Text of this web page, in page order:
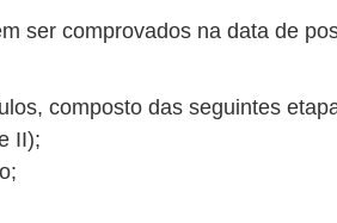
ser comprovados na data de
composto das seguintes
II);